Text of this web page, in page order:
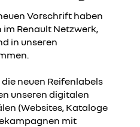
Vorschrift haben
Renault Netzwerk,
in unseren
die neuen Reifenlabels
unseren digitalen
(Websites, Kataloge
mit